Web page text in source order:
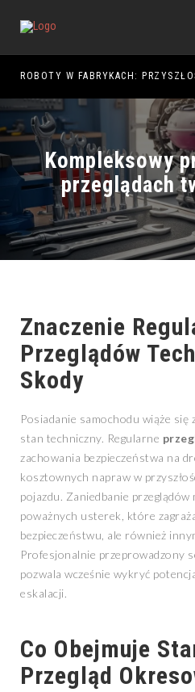
ROBOTY W FABRYKACH:
Kompleksowy
przeglądach
Znaczenie
Przeglądów
Skody
Posiadanie samochodu wiąże się
stan techniczny. Regularne
zachowania bezpieczeństwa na
kosztownych napraw w
pojazdu. Zaniedbanie przeglądów
poważnych usterek, które
bezpieczeństwu, ale również
Profesjonalnie przeprowadzony
pozwala wcześnie wykryć
eskalacji.
Co Obejmuje
Przegląd